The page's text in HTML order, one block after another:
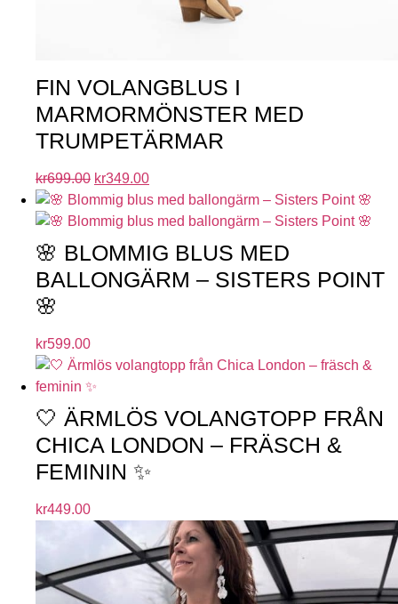
FIN VOLANGBLUS I
MARMORMÖNSTER MED
TRUMPETÄRMAR
kr699.00 kr349.00
🌸 BLOMMIG BLUS MED
BALLONGÄRM – SISTERS POINT
🌸
kr599.00
🤍 ÄRMLÖS VOLANGTOPP FRÅN
CHICA LONDON – FRÄSCH &
FEMININ ✨
kr449.00